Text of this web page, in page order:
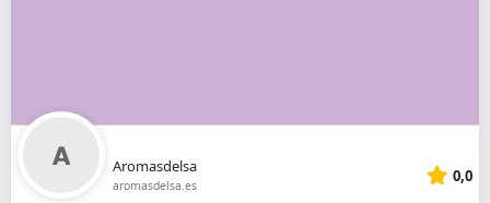
Aromasdelsa
aromasdelsa.es 0,0